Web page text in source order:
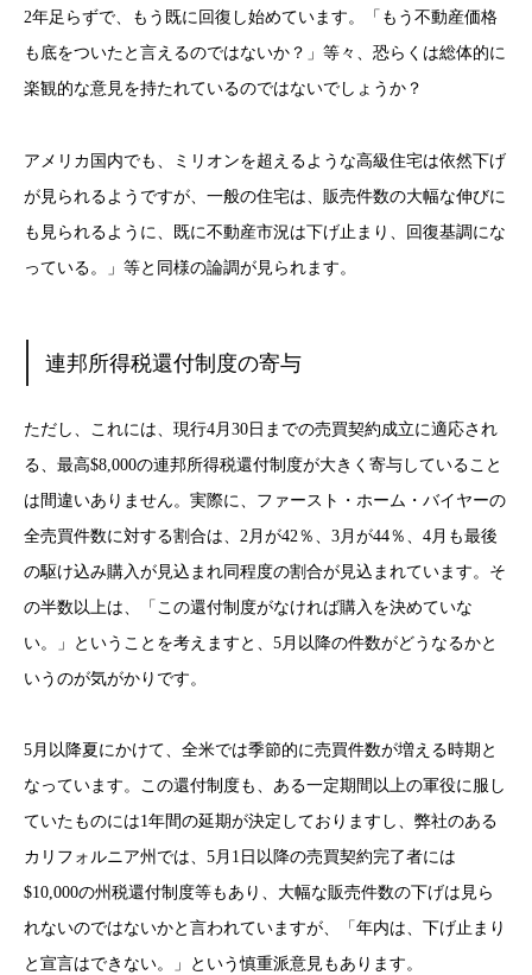
2年足らずで、もう既に回復し始めています。「もう不動産価格
も底をついたと言えるのではないか？」等々、恐らくは総体的に
楽観的な意見を持たれているのではないでしょうか？
アメリカ国内でも、ミリオンを超えるような高級住宅は依然下げ
が見られるようですが、一般の住宅は、販売件数の大幅な伸びに
も見られるように、既に不動産市況は下げ止まり、回復基調にな
っている。」等と同様の論調が見られます。
連邦所得税還付制度の寄与
ただし、これには、現行4月30日までの売買契約成立に適応され
る、最高$8,000の連邦所得税還付制度が大きく寄与していること
は間違いありません。実際に、ファースト・ホーム・バイヤーの
全売買件数に対する割合は、2月が42％、3月が44％、4月も最後
の駆け込み購入が見込まれ同程度の割合が見込まれています。そ
の半数以上は、「この還付制度がなければ購入を決めていな
い。」ということを考えますと、5月以降の件数がどうなるかと
いうのが気がかりです。
5月以降夏にかけて、全米では季節的に売買件数が増える時期と
なっています。この還付制度も、ある一定期間以上の軍役に服し
ていたものには1年間の延期が決定しておりますし、弊社のある
カリフォルニア州では、5月1日以降の売買契約完了者には
$10,000の州税還付制度等もあり、大幅な販売件数の下げは見ら
れないのではないかと言われていますが、「年内は、下げ止まり
と宣言はできない。」という慎重派意見もあります。